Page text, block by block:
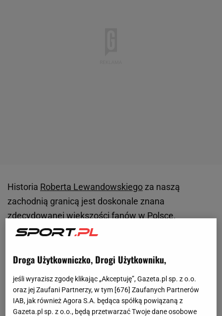
Historia Roberta Lewandowskiego za naszą
zachodnią granicą jest doskonale znana
zdecydowanej większości fanów w Polsce.
Wyjeżdżał do Niemiec jako niespełna 22-letni
Borussię Dortmund z Lecha Poznań. Zaczynał jako
Paragwajczyka Lucasa Barriosa. Reszta? Reszta jest
historią.
Droga Użytkowniczko, Drogi Użytkowniku,
jeśli wyrazisz zgodę klikając „Akceptuję”, Gazeta.pl sp. z o.o.
oraz jej Zaufani Partnerzy, w tym [676] Zaufanych Partnerów
IAB, jak również Agora S.A. będąca spółką powiązaną z
Gazeta.pl sp. z o.o., będą przetwarzać Twoje dane osobowe